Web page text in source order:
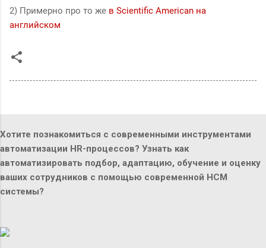
2) Примерно про то же в Scientific American на
английском
Хотите познакомиться с современными инструментами
автоматизации HR-процессов? Узнать как
автоматизировать подбор, адаптацию, обучение и оценку
ваших сотрудников с помощью современной HCM
системы?